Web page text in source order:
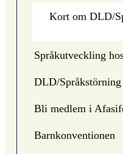
Kort om DLD/
Språkutveckling
DLD/
Bli medlem i
Barnkonventionen